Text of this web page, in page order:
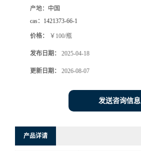
产地： 中国
cas： 1421373-66-1
价格： ￥100/瓶
发布日期： 2025-04-18
更新日期： 2026-08-07
发送咨询信息
产品详请